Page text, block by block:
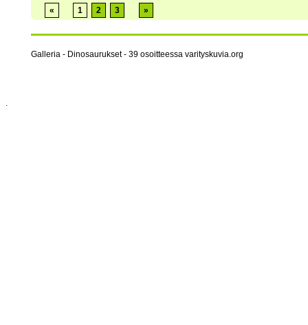
« 1 2 3 »
Galleria - Dinosaurukset - 39 osoitteessa varityskuvia.org
.